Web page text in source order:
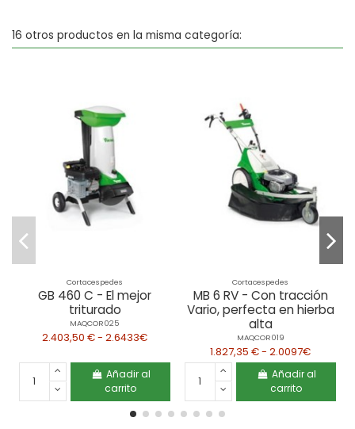
16 otros productos en la misma categoría:
Cortacespedes
GB 460 C - El mejor
triturado
MAQCOR025
2.403,50 € - 2.6433€
Añadir al
carrito
Cortacespedes
MB 6 RV - Con tracción
Vario, perfecta en hierba
alta
MAQCOR019
1.827,35 € - 2.0097€
Añadir al
carrito